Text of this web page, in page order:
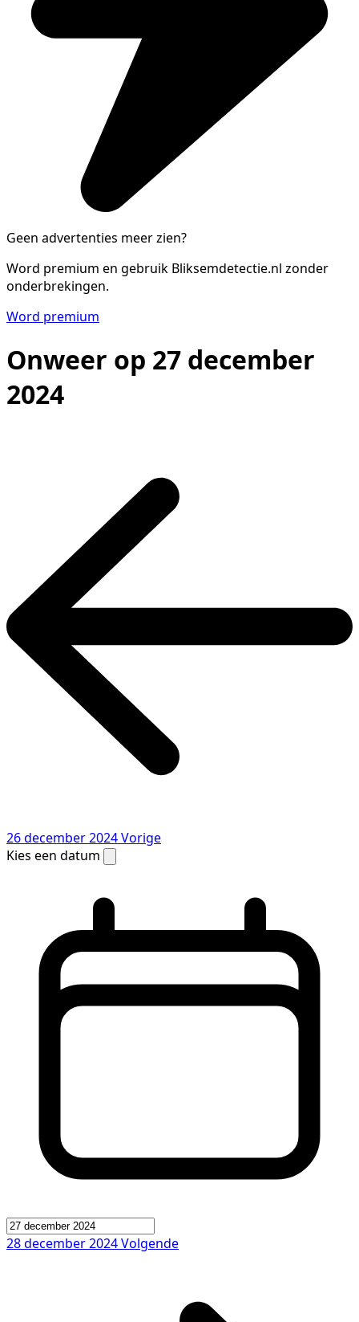
Geen advertenties meer zien?
Word premium en gebruik Bliksemdetectie.nl zonder
onderbrekingen.
Word premium
Onweer op 27 december
2024
26 december 2024Vorige
Kies een datum
28 december 2024Volgende